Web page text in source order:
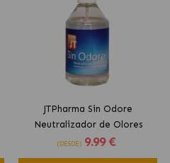
JTPharma Sin Odore
Neutralizador de Olores
para Perros y Gatos
(DESDE) 9.99 €